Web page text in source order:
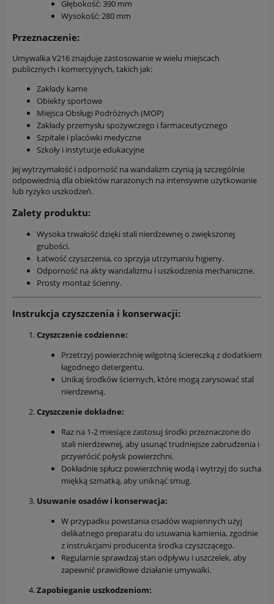
Głębokość: 390 mm
Wysokość: 280 mm
Przeznaczenie:
Umywalka V216 znajduje zastosowanie w wielu miejscach
publicznych i komercyjnych, takich jak:
Zakłady karne
Obiekty sportowe
Miejsca Obsługi Podróżnych (MOP)
Zakłady przemysłu spożywczego i farmaceutycznego
Szpitale i placówki medyczne
Szkoły i instytucje edukacyjne
Jej wytrzymałość i odporność na wandalizm czynią ją szczególnie
odpowiednią dla obiektów narażonych na intensywne użytkowanie
lub ryzyko uszkodzeń.
Zalety produktu:
Wysoka trwałość dzięki stali nierdzewnej o zwiększonej
grubości.
Łatwość czyszczenia, co sprzyja utrzymaniu higieny.
Odporność na akty wandalizmu i uszkodzenia mechaniczne.
Prosty montaż ścienny.
Instrukcja czyszczenia i konserwacji:
Czyszczenie codzienne:
Przetrzyj powierzchnię wilgotną ściereczką z dodatkiem
łagodnego detergentu.
Unikaj środków ściernych, które mogą zarysować stal
nierdzewną.
Czyszczenie dokładne:
Raz na 1-2 miesiące zastosuj środki przeznaczone do
stali nierdzewnej, aby usunąć trudniejsze zabrudzenia i
przywrócić połysk powierzchni.
Dokładnie spłucz powierzchnię wodą i wytrzyj do sucha
miękką szmatką, aby uniknąć smug.
Usuwanie osadów i konserwacja:
W przypadku powstania osadów wapiennych użyj
delikatnego preparatu do usuwania kamienia, zgodnie
z instrukcjami producenta środka czyszczącego.
Regularnie sprawdzaj stan odpływu i uszczelek, aby
zapewnić prawidłowe działanie umywalki.
Zapobieganie uszkodzeniom: